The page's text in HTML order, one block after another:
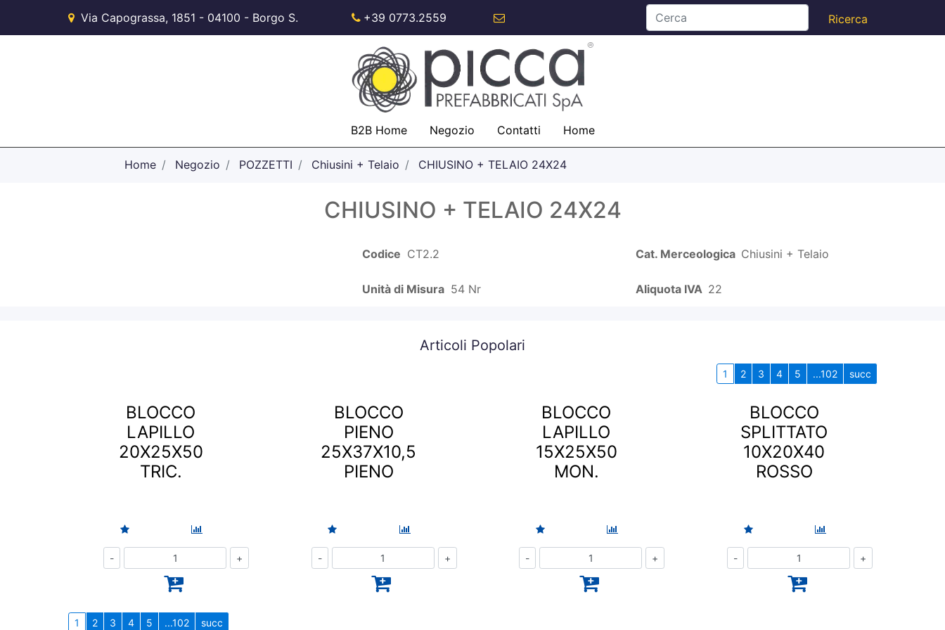
Via Capograssa, 1851 - 04100 - Borgo S. +39 0773.2559
info@piccaspa.com
B2B Home Negozio Contatti Home
Home Negozio POZZETTI Chiusini + Telaio CHIUSINO + TELAIO 24X24
CHIUSINO + TELAIO 24X24
Codice CT2.2 Cat. Merceologica Chiusini + Telaio
Unità di Misura 54 Nr Aliquota IVA 22
Articoli Popolari
1 2 3 4 5 ...102 succ
BLOCCO
LAPILLO
20X25X50
TRIC.
BLOCCO
PIENO
25X37X10,5
PIENO
BLOCCO
LAPILLO
15X25X50
MON.
BLOCCO
SPLITTATO
10X20X40
ROSSO
1 2 3 4 5 ...102 succ